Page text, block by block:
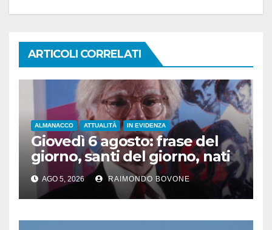
ARTICOLI CORRELATI
ALMANACCO ATTUALITÀ IN EVIDENZA
Giovedì 6 agosto: frase del
giorno, santi del giorno, nati
famosi, accadde oggi
AGO 5, 2026 RAIMONDO BOVONE